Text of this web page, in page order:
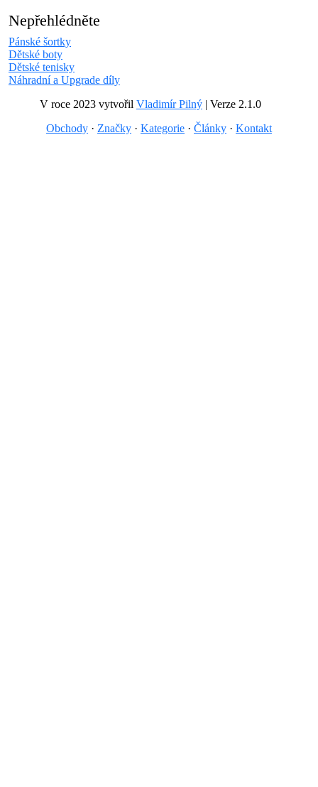
Nepřehlédněte
Pánské šortky
Dětské boty
Dětské tenisky
Náhradní a Upgrade díly
V roce 2023 vytvořil Vladimír Pilný | Verze 2.1.0
Obchody · Značky · Kategorie · Články · Kontakt